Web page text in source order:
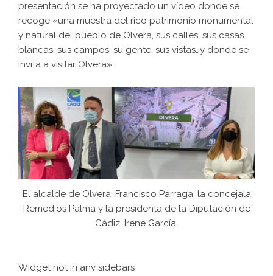
presentación se ha proyectado un vídeo donde se
recoge «una muestra del rico patrimonio monumental
y natural del pueblo de Olvera, sus calles, sus casas
blancas, sus campos, su gente, sus vistas…y donde se
invita a visitar Olvera».
El alcalde de Olvera, Francisco Párraga, la concejala
Remedios Palma y la presidenta de la Diputación de
Cádiz, Irene García.
Widget not in any sidebars